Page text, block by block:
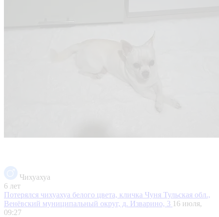
Чихуахуа
6 лет
Потерялся чихуахуа белого цвета, кличка Чуня Тульская обл.,
Венёвский муниципальный округ, д. Изварино, 3 16 июля,
09:27